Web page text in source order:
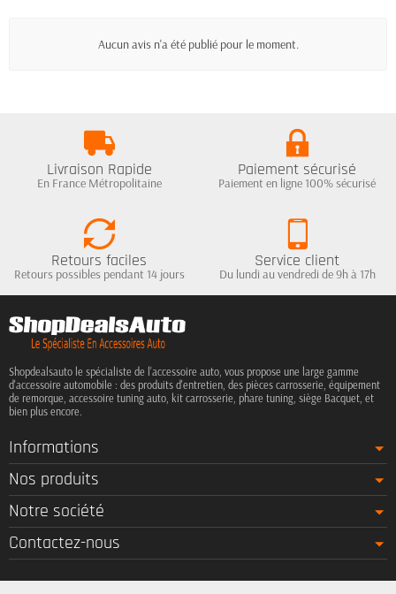
Aucun avis n'a été publié pour le moment.
Livraison Rapide
En France Métropolitaine
Paiement sécurisé
Paiement en ligne 100% sécurisé
Retours faciles
Retours possibles pendant 14 jours
Service client
Du lundi au vendredi de 9h à 17h
Shopdealsauto le spécialiste de l'accessoire auto, vous propose une large gamme
d'accessoire automobile : des produits d'entretien, des pièces carrosserie, équipement
de remorque, accessoire tuning auto, kit carrosserie, phare tuning, siège Bacquet, et
bien plus encore.
Informations
Nos produits
Notre société
Contactez-nous